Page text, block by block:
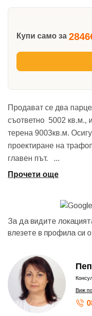
Купи само за 2846
Продават се два
съответно 5002 кв.м.,
терена 9003кв.м.
проектиране на
главен път. ...
Прочети още
За да видите
влезете в профила си
Виж